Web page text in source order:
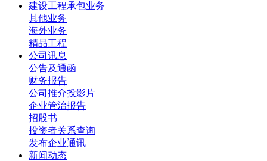
建设工程承包业务
其他业务
海外业务
精品工程
公司讯息
公告及通函
财务报告
公司推介投影片
企业管治报告
招股书
投资者关系查询
发布企业通讯
新闻动态